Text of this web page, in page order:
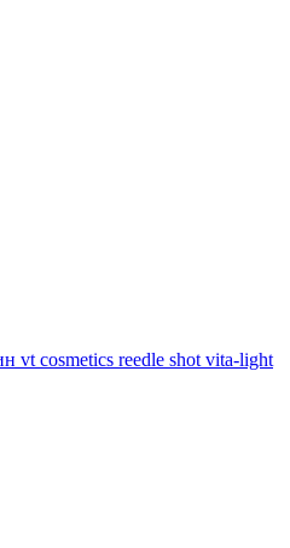
vt cosmetics reedle shot vita-light